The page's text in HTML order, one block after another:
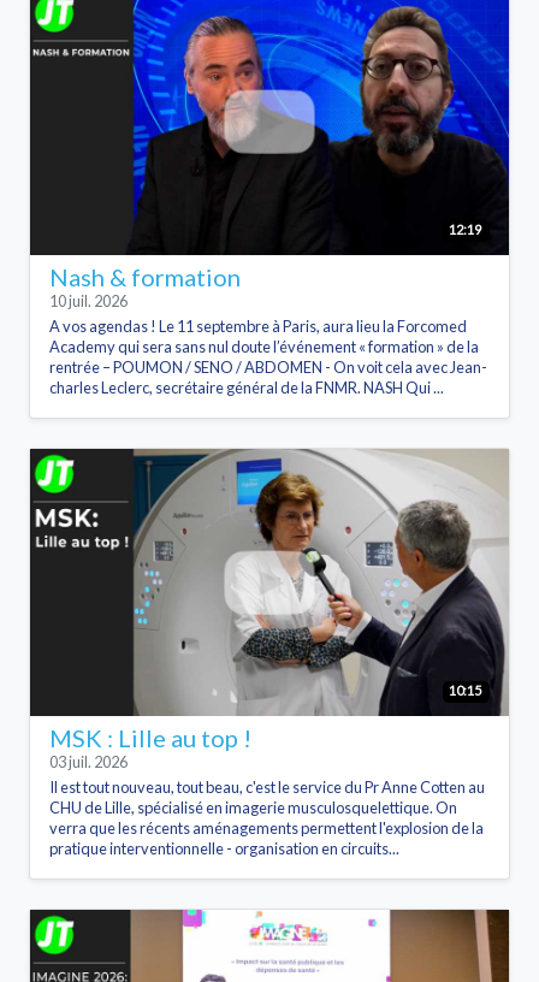
12:19
Nash & formation
10 juil. 2026
A vos agendas ! Le 11 septembre à Paris, aura lieu la Forcomed
Academy qui sera sans nul doute l’événement « formation » de la
rentrée – POUMON / SENO / ABDOMEN - On voit cela avec Jean-
charles Leclerc, secrétaire général de la FNMR. NASH Qui ...
10:15
MSK : Lille au top !
03 juil. 2026
Il est tout nouveau, tout beau, c'est le service du Pr Anne Cotten au
CHU de Lille, spécialisé en imagerie musculosquelettique. On
verra que les récents aménagements permettent l'explosion de la
pratique interventionnelle - organisation en circuits...